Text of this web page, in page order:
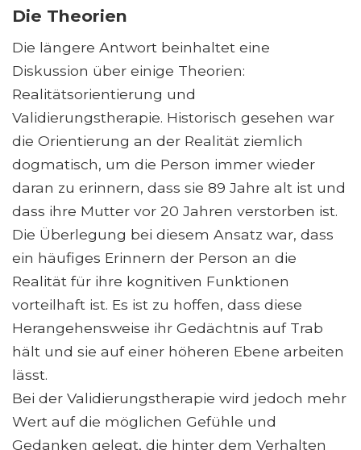
Die Theorien
Die längere Antwort beinhaltet eine
Diskussion über einige Theorien:
Realitätsorientierung und
Validierungstherapie. Historisch gesehen war
die Orientierung an der Realität ziemlich
dogmatisch, um die Person immer wieder
daran zu erinnern, dass sie 89 Jahre alt ist und
dass ihre Mutter vor 20 Jahren verstorben ist.
Die Überlegung bei diesem Ansatz war, dass
ein häufiges Erinnern der Person an die
Realität für ihre kognitiven Funktionen
vorteilhaft ist. Es ist zu hoffen, dass diese
Herangehensweise ihr Gedächtnis auf Trab
hält und sie auf einer höheren Ebene arbeiten
lässt.
Bei der Validierungstherapie wird jedoch mehr
Wert auf die möglichen Gefühle und
Gedanken gelegt, die hinter dem Verhalten